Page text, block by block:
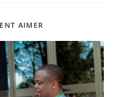
AIMER